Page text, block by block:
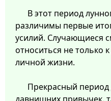
В этот период
различимы первые
усилий. Случающиеся
относиться не только
личной жизни.
Прекрасный